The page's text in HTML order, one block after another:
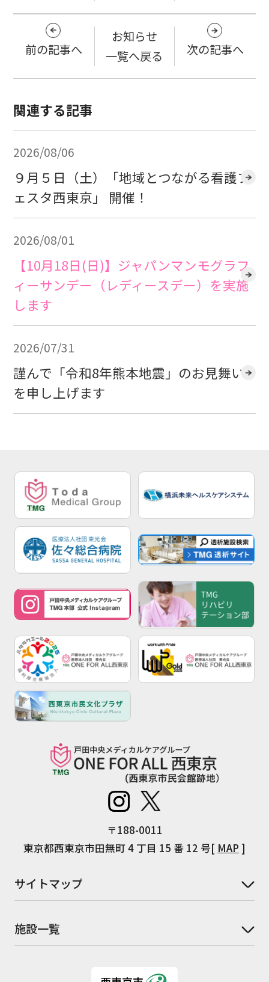
前の記事へ
お知らせ
一覧へ戻る
次の記事へ
関連する記事
2026/08/06
９月５日（土）「地域とつながる看護フ
ェスタ西東京」 開催！
2026/08/01
【10月18日(日)】ジャパンマンモグラフ
ィーサンデー（レディースデー）を実施
します
2026/07/31
謹んで「令和8年熊本地震」のお見舞い
を申し上げます
〒188-0011
東京都西東京市田無町 4 丁目 15 番 12 号[ MAP ]
サイトマップ
施設一覧